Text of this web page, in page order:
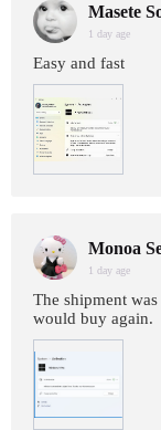
Masete
1 day age
Easy and fast
Monoa
1 day age
The shipment
would buy again.